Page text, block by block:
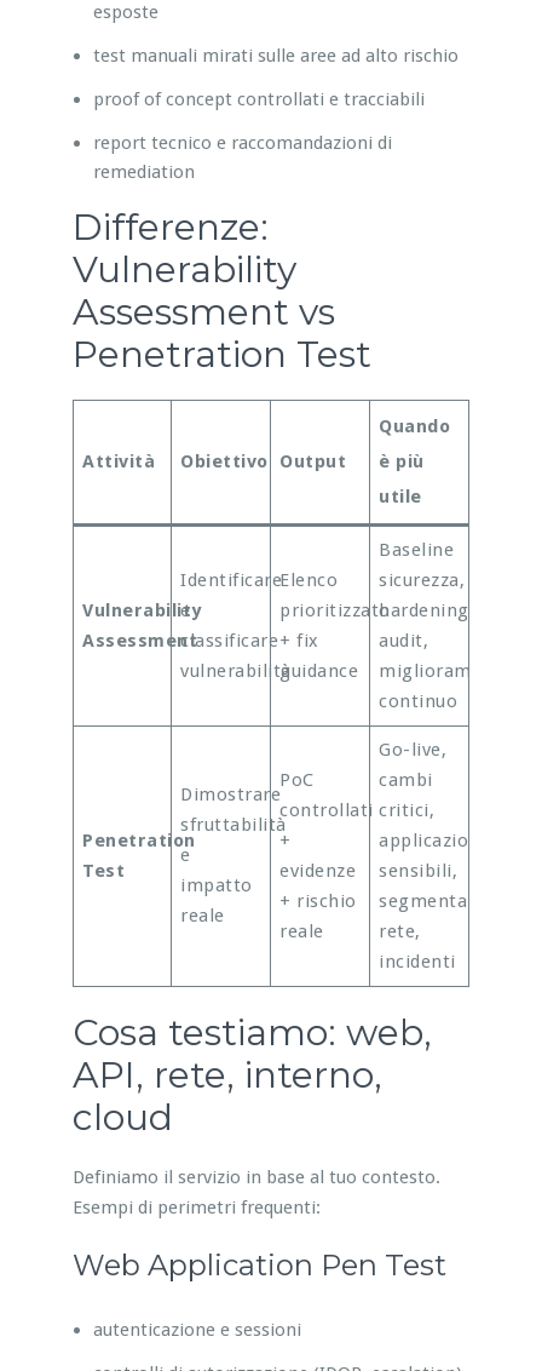
esposte
test manuali mirati sulle aree ad alto rischio
proof of concept controllati e tracciabili
report tecnico e raccomandazioni di
remediation
Differenze:
Vulnerability
Assessment vs
Penetration Test
Attività Obiettivo Output
Quando
è più
utile
Vulnerability
Assessment
Identificare
e
classificare
vulnerabilità
Elenco
prioritizzato
+ fix
guidance
Baseline
sicurezza,
hardening,
audit,
miglioramento
continuo
Penetration
Test
Dimostrare
sfruttabilità
e
impatto
reale
PoC
controllati
+
evidenze
+ rischio
reale
Go-live,
cambi
critici,
applicazioni
sensibili,
segmentazione
rete,
incidenti
Cosa testiamo: web,
API, rete, interno,
cloud
Definiamo il servizio in base al tuo contesto.
Esempi di perimetri frequenti:
Web Application Pen Test
autenticazione e sessioni